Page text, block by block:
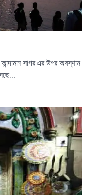
আন্দামান সাগর এর উপর অবস্থান